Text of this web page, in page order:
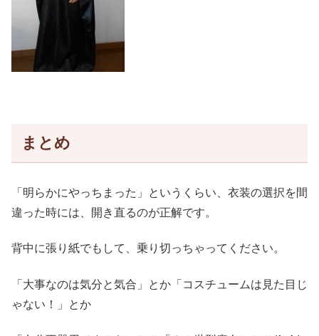
まとめ
「明らかにやっちまった」というくらい、衣装の選択を間
違った時には、開き直るのが正解です。
背中に張り紙でもして、乗り切っちゃってください。
「大事なのは気分と気合」とか「コスチュームは見た目じ
ゃない！」とか